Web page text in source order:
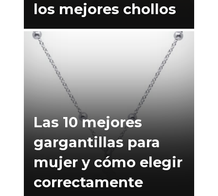
los mejores chollos
Las 10 mejores
gargantillas para
mujer y cómo elegir
correctamente